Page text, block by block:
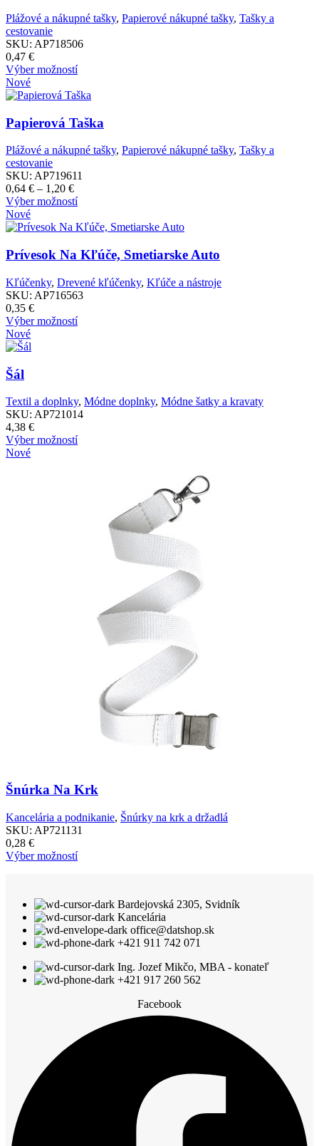
si
môžete
vybrať
stránke
produktu.
Plážové a nákupné tašky, Papierové nákupné tašky, Tašky a
cestovanie
SKU: AP718506
0,47 €
Výber možnostíTento
má
variantov.
Možnosti
si
môžete
vybrať
stránke
produktu.
Nové
Papierová Taška
Plážové a nákupné tašky, Papierové nákupné tašky, Tašky a
cestovanie
SKU: AP719611
0,64 € – 1,20 €Price
range:
through
Výber možnostíTento
má
variantov.
Možnosti
si
môžete
vybrať
na
stránke
Nové
Prívesok Na Kľúče, Smetiarske Auto
Kľúčenky, Drevené kľúčenky, Kľúče a nástroje
SKU: AP716563
0,35 €
Výber možnostíTento
si
môžete
na
stránke
Nové
Šál
Textil a doplnky, Módne doplnky, Módne šatky a kravaty
SKU: AP721014
4,38 €
Výber možnostíTento
môžete
Nové
Šnúrka Na Krk
Kancelária a podnikanie, Šnúrky na krk a držadlá
SKU: AP721131
0,28 €
Výber možnostíTento
variantov.
Možnosti
si
môžete
na
stránke
Bardejovská 2305, Svidník
Kancelária
office@datshop.sk
+421 911 742 071
Ing. Jozef Mikčo, MBA - konateľ
+421 917 260 562
Facebook